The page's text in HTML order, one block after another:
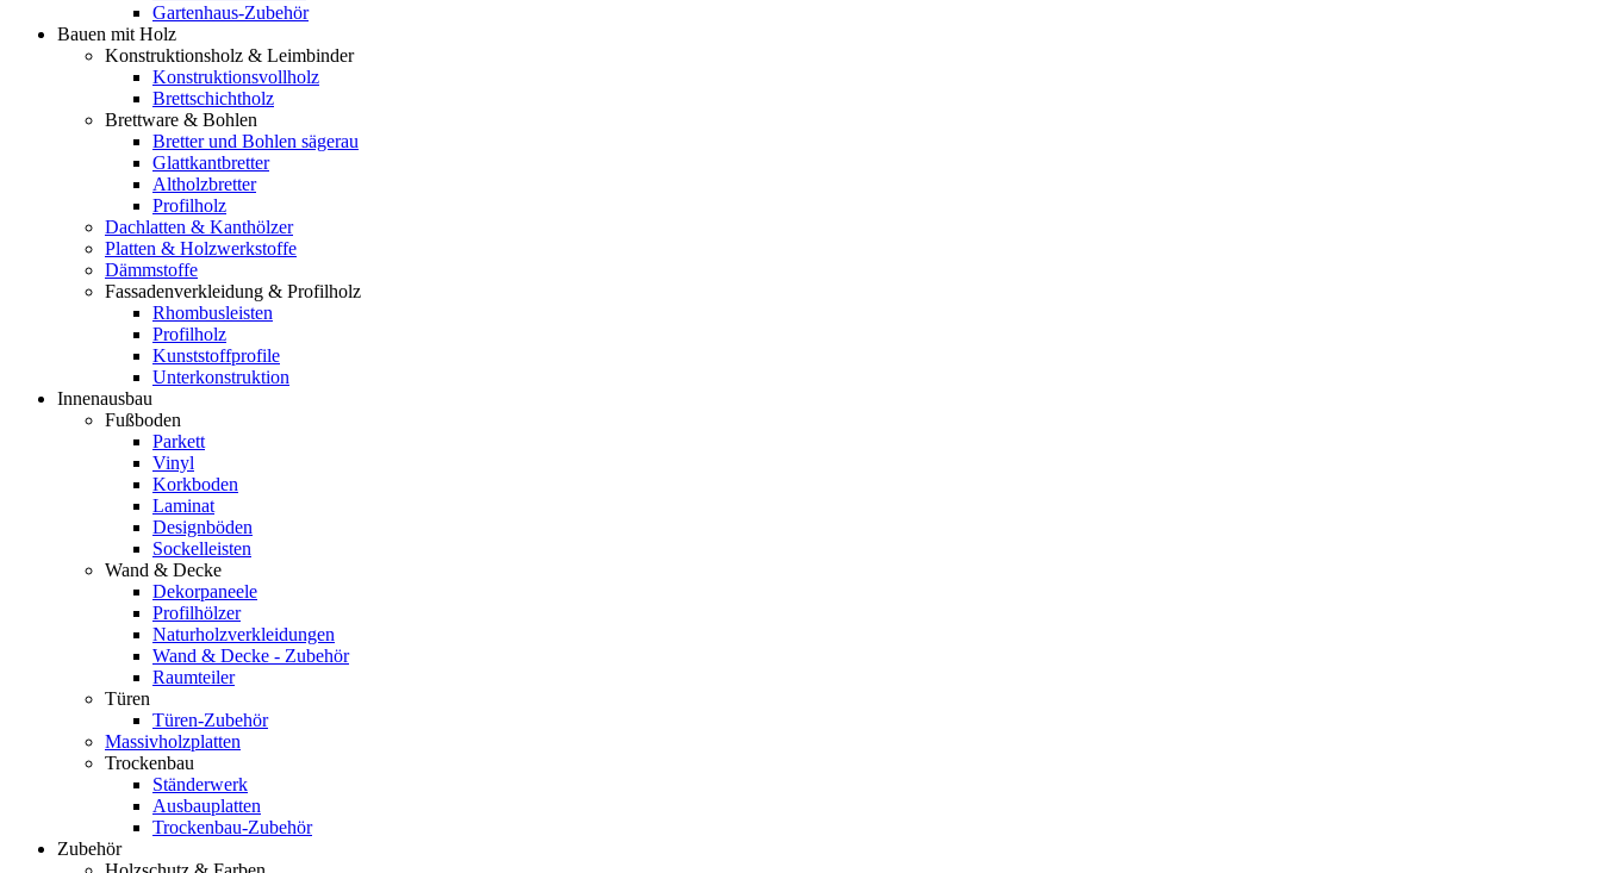
Gartenhaus-Zubehör
Bauen mit Holz
Konstruktionsholz & Leimbinder
Konstruktionsvollholz
Brettschichtholz
Brettware & Bohlen
Bretter und Bohlen sägerau
Glattkantbretter
Altholzbretter
Profilholz
Dachlatten & Kanthölzer
Platten & Holzwerkstoffe
Dämmstoffe
Fassadenverkleidung & Profilholz
Rhombusleisten
Profilholz
Kunststoffprofile
Unterkonstruktion
Innenausbau
Fußboden
Parkett
Vinyl
Korkboden
Laminat
Designböden
Sockelleisten
Wand & Decke
Dekorpaneele
Profilhölzer
Naturholzverkleidungen
Wand & Decke - Zubehör
Raumteiler
Türen
Türen-Zubehör
Massivholzplatten
Trockenbau
Ständerwerk
Ausbauplatten
Trockenbau-Zubehör
Zubehör